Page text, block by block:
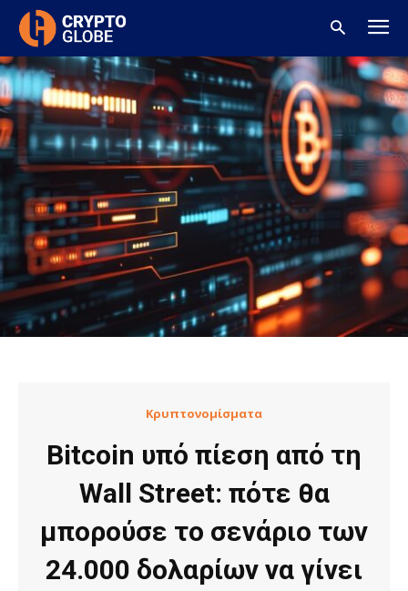
Κρυπτονομίσματα
Bitcoin υπό πίεση από τη
Wall Street: πότε θα
μπορούσε το σενάριο των
24.000 δολαρίων να γίνει